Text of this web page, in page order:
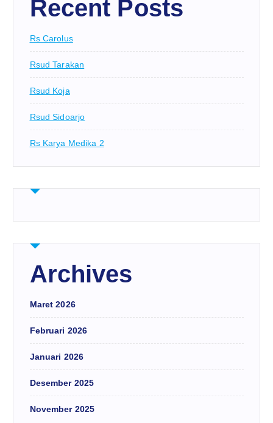
Recent Posts
Rs Carolus
Rsud Tarakan
Rsud Koja
Rsud Sidoarjo
Rs Karya Medika 2
Archives
Maret 2026
Februari 2026
Januari 2026
Desember 2025
November 2025